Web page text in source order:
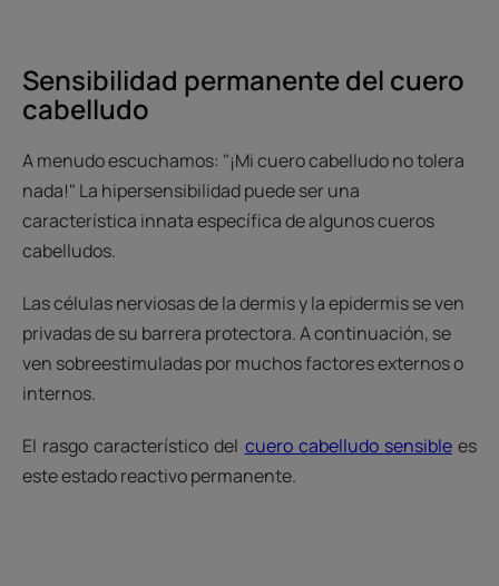
Sensibilidad permanente del cuero
cabelludo
A menudo escuchamos: "¡Mi cuero cabelludo no tolera
nada!" La hipersensibilidad puede ser una
característica innata específica de algunos cueros
cabelludos.
Las células nerviosas de la dermis y la epidermis se ven
privadas de su barrera protectora. A continuación, se
ven sobreestimuladas por muchos factores externos o
internos.
El rasgo característico del cuero cabelludo sensiblees
este estado reactivo permanente.